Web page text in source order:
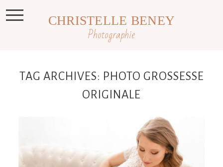
Photographie
CHRISTELLE BENEY
TAG ARCHIVES: PHOTO GROSSESSE
ORIGINALE